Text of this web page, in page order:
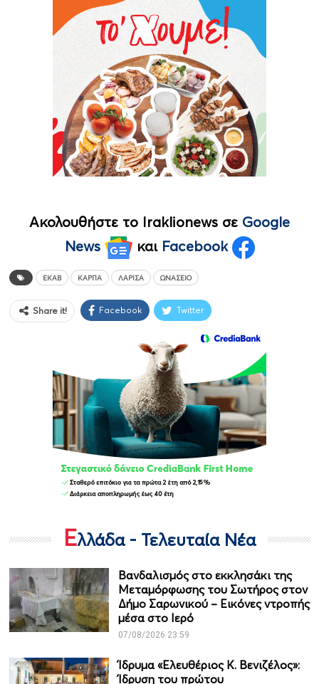
Ακολουθήστε το Iraklionews σε Google
News
και Facebook
ΕΚΑΒ ΚΑΡΠΑ ΛΆΡΙΣΑ ΩΝΆΣΕΙΟ
Share it! Facebook Twitter
Ελλάδα - Τελευταία Νέα
Βανδαλισμός στο εκκλησάκι της
Μεταμόρφωσης του Σωτήρος στον
Δήμο Σαρωνικού – Εικόνες ντροπής
μέσα στο Ιερό
07/08/2026 23:59
Ίδρυμα «Ελευθέριος Κ. Βενιζέλος»:
Ίδρυση του πρώτου